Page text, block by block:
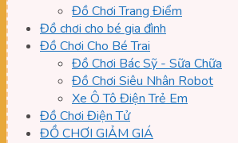
Đồ Chơi Trang Điểm
Đồ chơi cho bé gia đình
Đồ Chơi Cho Bé Trai
Đồ Chơi Bác Sỹ - Sữa Chữa
Đồ Chơi Siêu Nhân Robot
Xe Ô Tô Điện Trẻ Em
Đồ Chơi Điện Tử
ĐỒ CHƠI GIẢM GIÁ